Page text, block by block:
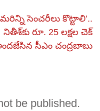
సెంచరీలు కొట్టాలి’..
నితీశ్‌కు రూ. 25 లక్షల చెక్
సీఎం చంద్రబాబు
be published.